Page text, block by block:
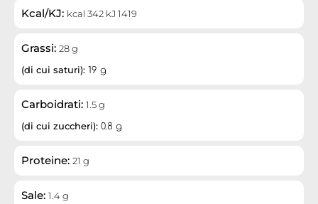
Kcal/KJ: kcal 342 kJ 1419
Grassi: 28 g
(di cui saturi): 19 g
Carboidrati: 1.5 g
(di cui zuccheri): 0.8 g
Proteine: 21 g
Sale: 1.4 g